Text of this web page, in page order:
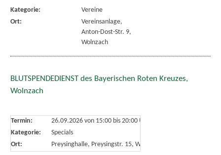
Kategorie:
Vereine
Ort:
Vereinsanlage,
Anton-Dost-Str. 9,
Wolnzach
BLUTSPENDEDIENST des Bayerischen Roten Kreuzes,
Wolnzach
Termin: 26.09.2026 von 15:00bis 20:00 Uhr
Kategorie:
Specials
Ort:
Preysinghalle, Preysingstr. 15, Wolnzach